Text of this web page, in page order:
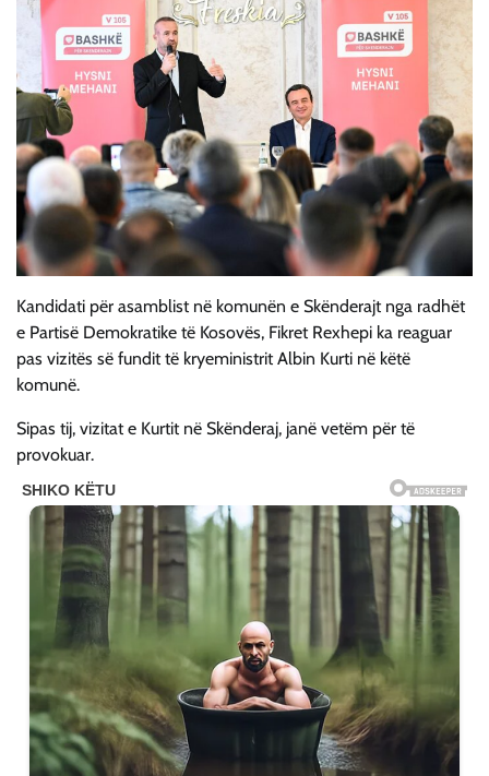
Kandidati për asamblist në komunën e Skënderajt nga radhët
e Partisë Demokratike të Kosovës, Fikret Rexhepi ka reaguar
pas vizitës së fundit të kryeministrit Albin Kurti në këtë
komunë.
Sipas tij, vizitat e Kurtit në Skënderaj, janë vetëm për të
provokuar.